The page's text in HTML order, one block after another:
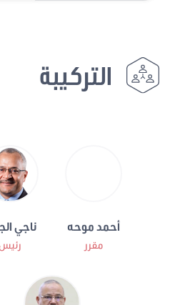
التركيبة
أحمد موحه
مقرر
ناجي الجمل
رئيس